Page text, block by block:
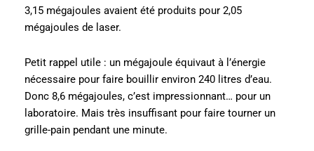
3,15 mégajoules avaient été produits pour 2,05
mégajoules de laser.
Petit rappel utile : un mégajoule équivaut à l’énergie
nécessaire pour faire bouillir environ 240 litres d’eau.
Donc 8,6 mégajoules, c’est impressionnant… pour un
laboratoire. Mais très insuffisant pour faire tourner un
grille-pain pendant une minute.